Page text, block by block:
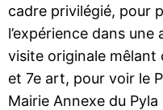
cadre privilégié, pour
l’expérience dans
visite originale
et 7e art, pour voir le
Mairie Annexe du